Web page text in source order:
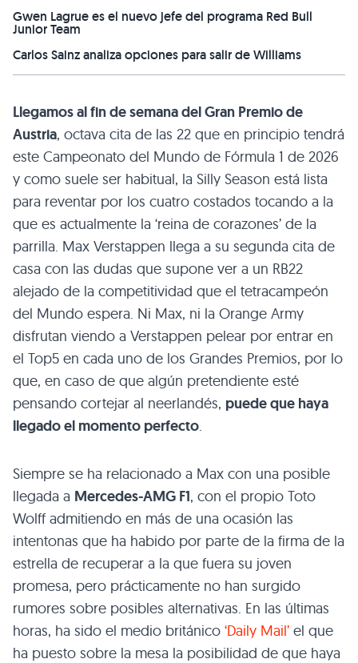
Gwen Lagrue es el nuevo jefe del programa Red Bull
Junior Team
Carlos Sainz analiza opciones para salir de Williams
Llegamos al fin de semana del Gran Premio de
Austria, octava cita de las 22 que en principio tendrá
este Campeonato del Mundo de Fórmula 1 de 2026
y como suele ser habitual, la Silly Season está lista
para reventar por los cuatro costados tocando a la
que es actualmente la ‘reina de corazones’ de la
parrilla. Max Verstappen llega a su segunda cita de
casa con las dudas que supone ver a un RB22
alejado de la competitividad que el tetracampeón
del Mundo espera. Ni Max, ni la Orange Army
disfrutan viendo a Verstappen pelear por entrar en
el Top5 en cada uno de los Grandes Premios, por lo
que, en caso de que algún pretendiente esté
pensando cortejar al neerlandés, puede que haya
llegado el momento perfecto.
Siempre se ha relacionado a Max con una posible
llegada a Mercedes-AMG F1, con el propio Toto
Wolff admitiendo en más de una ocasión las
intentonas que ha habido por parte de la firma de la
estrella de recuperar a la que fuera su joven
promesa, pero prácticamente no han surgido
rumores sobre posibles alternativas. En las últimas
horas, ha sido el medio británico ‘Daily Mail’ el que
ha puesto sobre la mesa la posibilidad de que haya